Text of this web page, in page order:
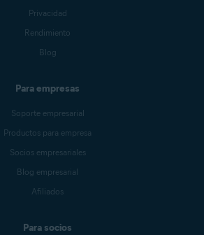
Privacidad
Rendimiento
Blog
Para empresas
Soporte empresarial
Productos para empresa
Socios empresariales
Blog empresarial
Afiliados
Para socios